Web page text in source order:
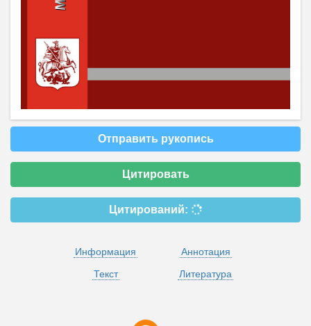
Отправить рукопись
Цитировать
Цитирований:
Информация
Аннотация
Текст
Литература